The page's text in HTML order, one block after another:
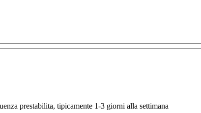
prestabilita, tipicamente 1-3 giorni alla settimana